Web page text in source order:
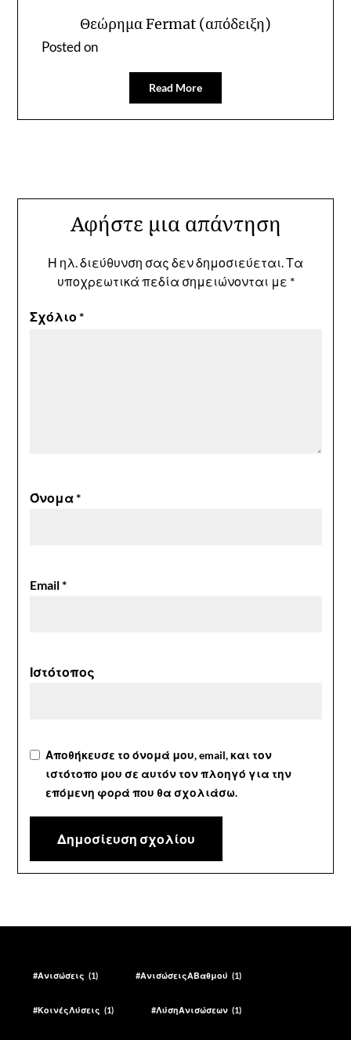
Θεώρημα Fermat (απόδειξη)
Posted on
Read More
Αφήστε μια απάντηση
Η ηλ. διεύθυνση σας δεν δημοσιεύεται.Τα
υποχρεωτικά πεδία σημειώνονται με *
Σχόλιο*
Όνομα*
Email*
Ιστότοπος
Αποθήκευσε το όνομά μου, email, και τον
ιστότοπο μου σε αυτόν τον πλοηγό για την
επόμενη φορά που θα σχολιάσω.
#Ανισώσεις (1) #ΑνισώσειςΑΒαθμού (1)
#ΚοινέςΛύσεις (1) #ΛύσηΑνισώσεων (1)